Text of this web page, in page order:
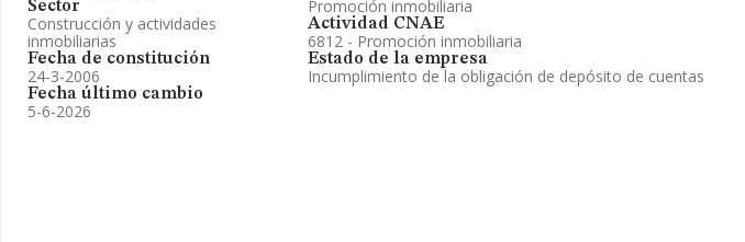
Sector
Construcción y actividades
inmobiliarias
Fecha de constitución
24-3-2006
Fecha último cambio
5-6-2026
Promoción inmobiliaria
Actividad CNAE
6812 - Promoción inmobiliaria
Estado de la empresa
Incumplimiento de la obligación de depósito de cuentas